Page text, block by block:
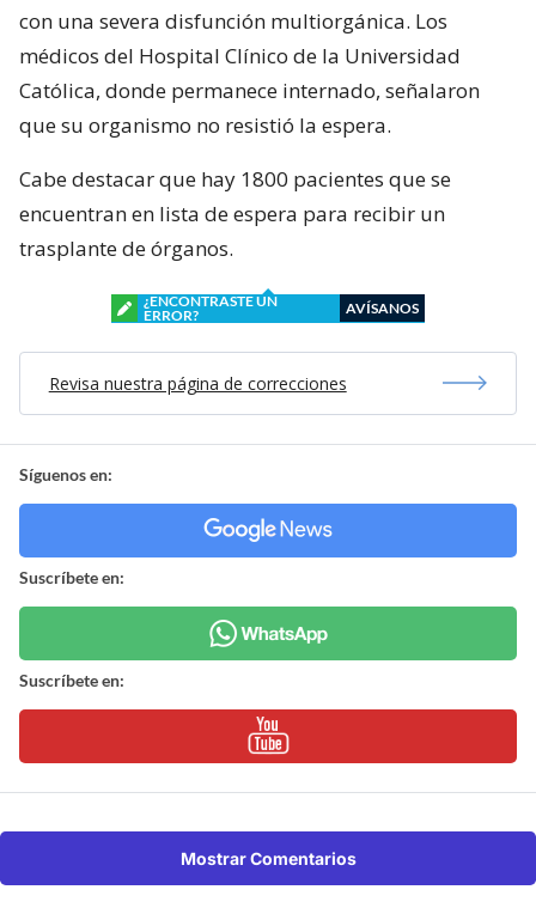
con una severa disfunción multiorgánica. Los
médicos del Hospital Clínico de la Universidad
Católica, donde permanece internado, señalaron
que su organismo no resistió la espera.
Cabe destacar que hay 1800 pacientes que se
encuentran en lista de espera para recibir un
trasplante de órganos.
¿ENCONTRASTE UN
ERROR?
AVÍSANOS
Revisa nuestra página de correcciones
Síguenos en:
Suscríbete en:
Suscríbete en:
Mostrar Comentarios